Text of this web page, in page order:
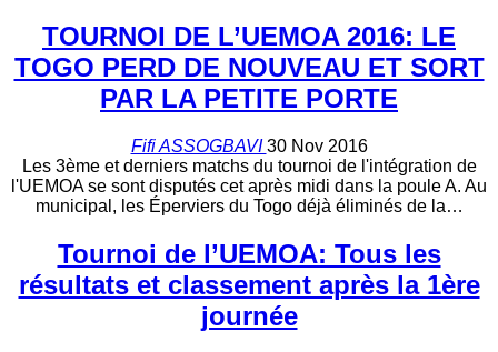
TOURNOI DE L’UEMOA 2016: LE
TOGO PERD DE NOUVEAU ET SORT
PAR LA PETITE PORTE
Fifi ASSOGBAVI30 Nov 2016
Les 3ème et derniers matchs du tournoi de l'intégration de
l'UEMOA se sont disputés cet après midi dans la poule A. Au
municipal, les Éperviers du Togo déjà éliminés de la…
Tournoi de l’UEMOA: Tous les
résultats et classement après la 1ère
journée